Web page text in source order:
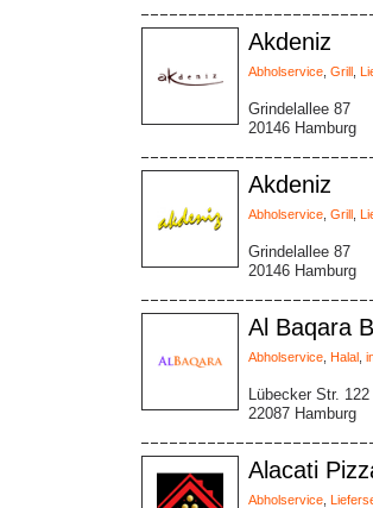
Akdeniz
Abholservice Grill
Grindelallee 87
20146 Hamburg
Akdeniz
Abholservice Grill
Grindelallee 87
20146 Hamburg
Al Baqara
Abholservice Halal
Lübecker Str. 122
22087 Hamburg
Alacati
Abholservice